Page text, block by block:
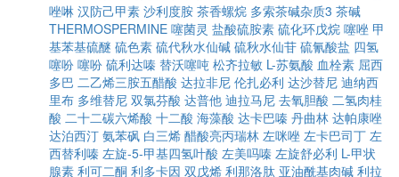
唑啉 汉防己甲素 沙利度胺 茶香螺烷 多索茶碱杂质3 茶碱
THERMOSPERMINE 噻菌灵 盐酸硫胺素 硫化环戊烷 噻唑 甲
基苯基硫醚 硫色素 硫代秋水仙碱 硫秋水仙苷 硫氰酸盐 四氢
噻吩 噻吩 硫利达嗪 替沃噻吨 松齐拉敏 L-苏氨酸 血栓素 屈西
多巴 二乙烯三胺五醋酸 达拉非尼 伦扎必利 达沙替尼 迪纳西
里布 多维替尼 双氯芬酸 达普他 迪拉马尼 去氧胆酸 二氢肉桂
酸 二十二碳六烯酸 十二酸 海藻酸 达卡巴嗪 丹曲林 达帕康唑
达泊西汀 氨苯砜 白三烯 醋酸亮丙瑞林 左咪唑 左卡巴司丁 左
西替利嗪 左旋-5-甲基四氢叶酸 左美吗嗪 左旋舒必利 L-甲状
腺素 利可二酮 利多卡因 双戊烯 利那洛肽 亚油酰基肉碱 利拉